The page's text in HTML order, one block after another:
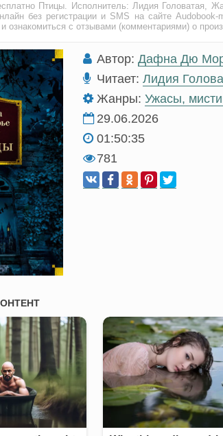
Птицы. Исполнитель: Лидия Головатая,
без регистрации и SMS на сайте
ознакомиться с отзывами (комментариями) о
Автор: Дафна Дю
Читает: Лидия
Жанры: Ужасы,
29.06.2026
01:50:35
781